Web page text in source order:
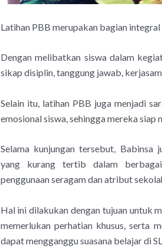
Latihan PBB merupakan bagian
Dengan melibatkan siswa dalam
sikap disiplin, tanggung jawab,
Selain itu, latihan PBB juga menjadi
emosional siswa, sehingga mereka siap
Selama kunjungan tersebut, Babinsa
yang kurang tertib dalam
penggunaan seragam dan atribut
Hal ini dilakukan dengan tujuan untuk
memerlukan perhatian khusus, serta
dapat mengganggu suasana belajar di